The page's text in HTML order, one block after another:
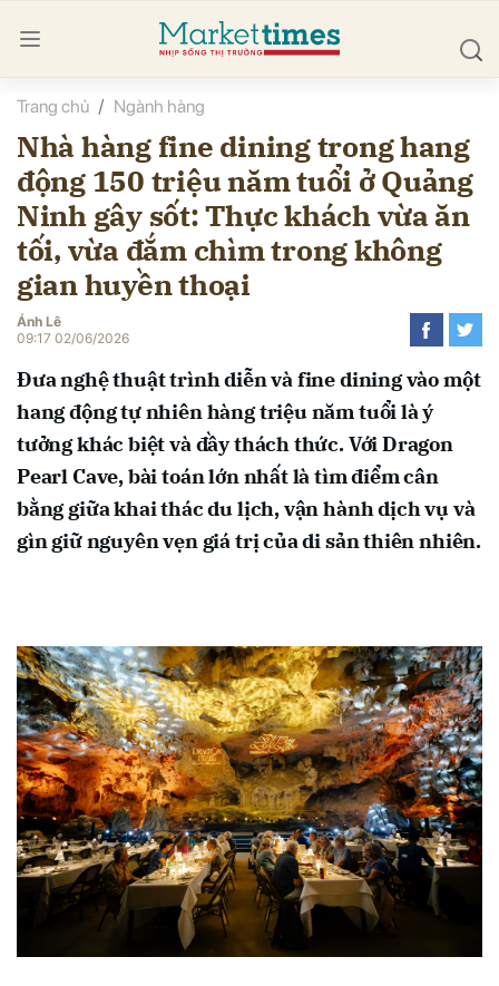
Trang chủ Ngành hàng
Nhà hàng fine dining trong hang
động 150 triệu năm tuổi ở Quảng
Ninh gây sốt: Thực khách vừa ăn
tối, vừa đắm chìm trong không
gian huyền thoại
Ánh Lê
09:17 02/06/2026
Đưa nghệ thuật trình diễn và fine dining vào một
hang động tự nhiên hàng triệu năm tuổi là ý
tưởng khác biệt và đầy thách thức. Với Dragon
Pearl Cave, bài toán lớn nhất là tìm điểm cân
bằng giữa khai thác du lịch, vận hành dịch vụ và
gìn giữ nguyên vẹn giá trị của di sản thiên nhiên.
luận